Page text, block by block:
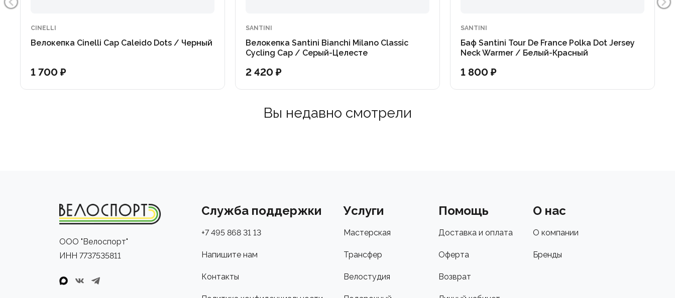
CINELLI
Велокепка Cinelli Cap Caleido Dots / Черный
1 700 ₽
SANTINI
Велокепка Santini Bianchi Milano Classic
Cycling Cap / Серый-Целесте
2 420 ₽
SANTINI
Баф Santini Tour De France Polka Dot Jersey
Neck Warmer / Белый-Красный
1 800 ₽
Вы недавно смотрели
ООО "Велоспорт"
ИНН 7737535811
Служба поддержки
+7 495 868 31 13
Напишите нам
Контакты
Услуги
Мастерская
Трансфер
Велостудия
Помощь
Доставка и оплата
Оферта
Возврат
О нас
О компании
Бренды